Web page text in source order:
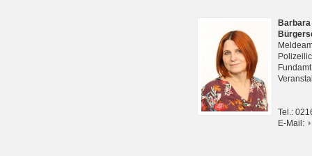
Tel.:
E-Mail: